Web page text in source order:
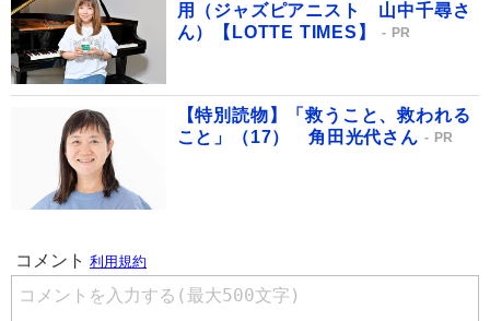
用（ジャズピアニスト 山中千尋さ
ん）【LOTTE TIMES】
PR
【特別読物】「救うこと、救われる
こと」（17） 角田光代さん
PR